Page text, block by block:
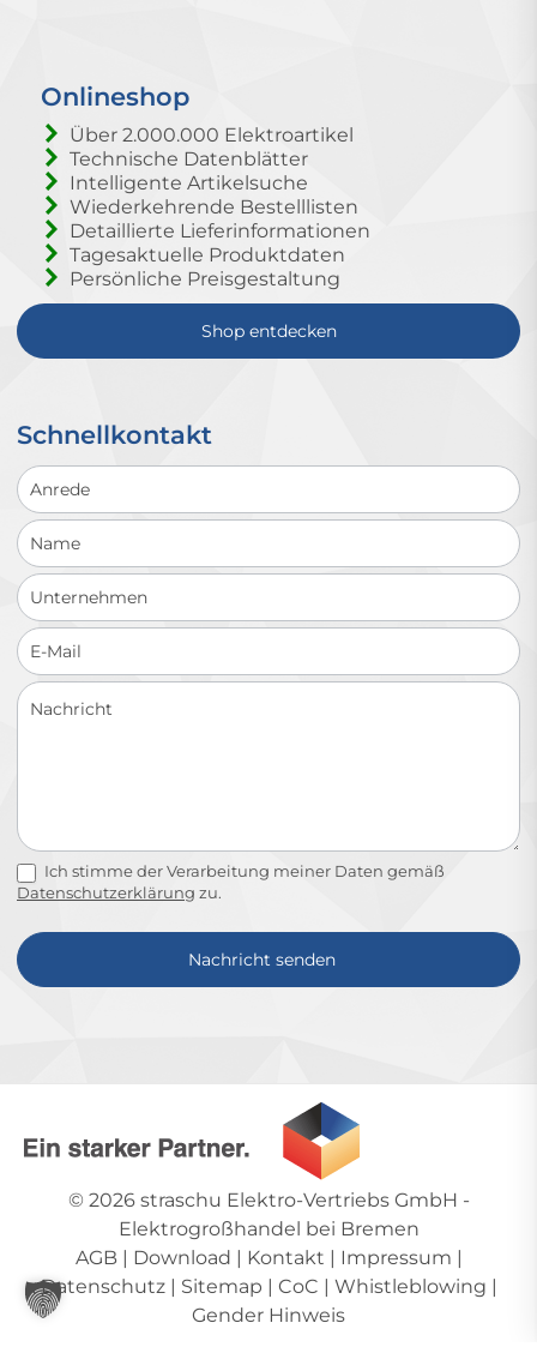
Onlineshop
Über 2.000.000 Elektroartikel
Technische Datenblätter
Intelligente Artikelsuche
Wiederkehrende Bestelllisten
Detaillierte Lieferinformationen
Tagesaktuelle Produktdaten
Persönliche Preisgestaltung
Shop entdecken
Schnellkontakt
Schnellkontakt
Ich stimme der Verarbeitung meiner Daten gemäß
Datenschutzerklärung zu.
Nachricht senden
© 2026 straschu Elektro-Vertriebs GmbH -
Elektrogroßhandel bei Bremen
AGB | Download | Kontakt | Impressum |
Datenschutz| Sitemap | CoC | Whistleblowing |
Gender Hinweis